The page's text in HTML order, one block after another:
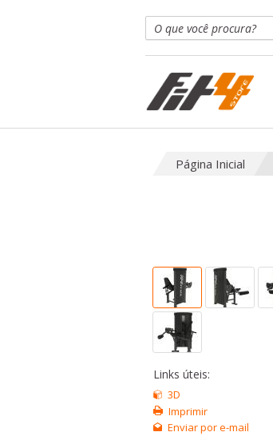
Página Inicial
Links úteis:
3D
Imprimir
Enviar por e-mail